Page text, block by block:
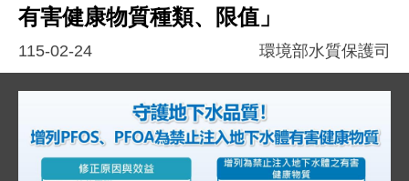
有害健康物質種類、限值」
115-02-24 環境部水質保護司